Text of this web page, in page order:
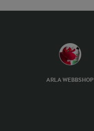
ARLA WEBBSHOP